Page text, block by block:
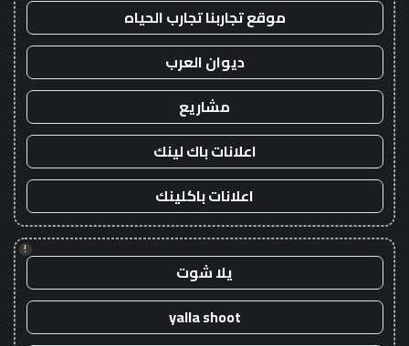
موقع تجاربنا تجارب الحياه
ديوان العرب
مشاريع
اعلانات باك لينك
اعلانات باكلينك
!
يلا شوت
yalla shoot